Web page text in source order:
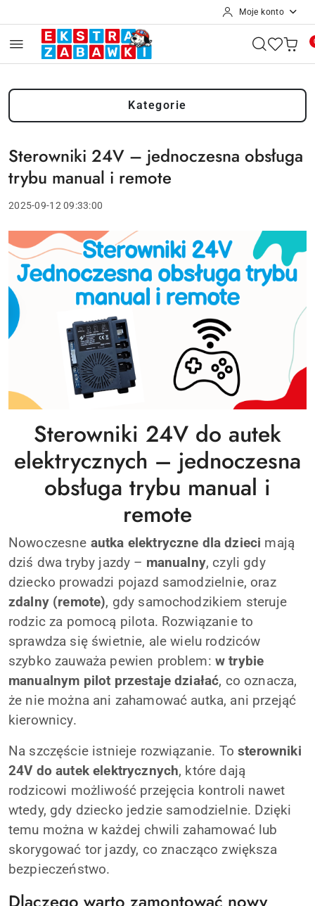
Moje konto
Kategorie
Sterowniki 24V – jednoczesna obsługa
trybu manual i remote
2025-09-12 09:33:00
Sterowniki 24V do autek
elektrycznych – jednoczesna
obsługa trybu manual i
remote
Nowoczesne autka elektryczne dla dzieci mają
dziś dwa tryby jazdy – manualny, czyli gdy
dziecko prowadzi pojazd samodzielnie, oraz
zdalny (remote), gdy samochodzikiem steruje
rodzic za pomocą pilota. Rozwiązanie to
sprawdza się świetnie, ale wielu rodziców
szybko zauważa pewien problem: w trybie
manualnym pilot przestaje działać, co oznacza,
że nie można ani zahamować autka, ani przejąć
kierownicy.
Na szczęście istnieje rozwiązanie. Tosterowniki
24V do autek elektrycznych, które dają
rodzicowi możliwość przejęcia kontroli nawet
wtedy, gdy dziecko jedzie samodzielnie. Dzięki
temu można w każdej chwili zahamować lub
skorygować tor jazdy, co znacząco zwiększa
bezpieczeństwo.